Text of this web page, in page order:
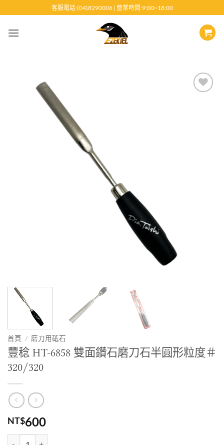
至
客服電話:(04)8290006 | 營業時間:9:00~18:00
首頁 / 磨刀用砥石
豐稔 HT-6858 雙面鑽石磨刀石半圓形粒度＃
320/320
NT$600